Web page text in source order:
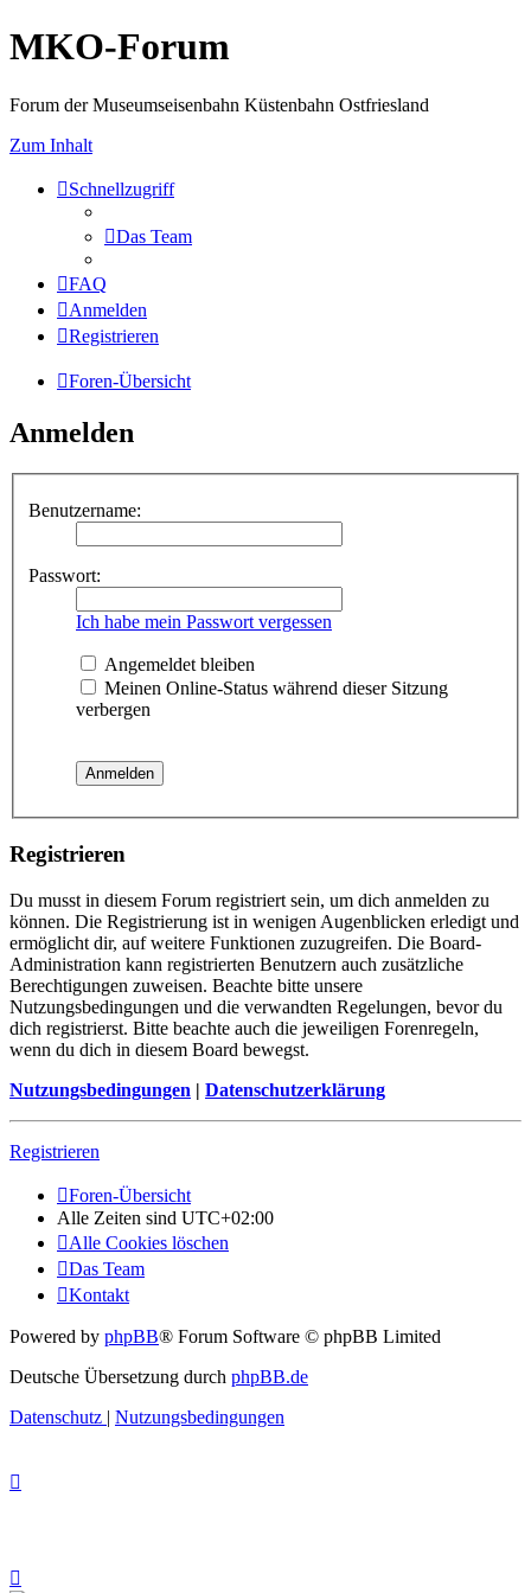
MKO-Forum
Forum der Museumseisenbahn Küstenbahn Ostfriesland
Zum Inhalt
Schnellzugriff
Das Team
FAQ
Anmelden
Registrieren
Foren-Übersicht
Anmelden
Benutzername:
Passwort:
Ich habe mein Passwort vergessen
Angemeldet bleiben
Meinen Online-Status während dieser Sitzung
verbergen
Registrieren
Du musst in diesem Forum registriert sein, um dich anmelden zu
können. Die Registrierung ist in wenigen Augenblicken erledigt und
ermöglicht dir, auf weitere Funktionen zuzugreifen. Die Board-
Administration kann registrierten Benutzern auch zusätzliche
Berechtigungen zuweisen. Beachte bitte unsere
Nutzungsbedingungen und die verwandten Regelungen, bevor du
dich registrierst. Bitte beachte auch die jeweiligen Forenregeln,
wenn du dich in diesem Board bewegst.
Nutzungsbedingungen | Datenschutzerklärung
Registrieren
Foren-Übersicht
Alle Zeiten sind UTC+02:00
Alle Cookies löschen
Das Team
Kontakt
Powered by phpBB® Forum Software © phpBB Limited
Deutsche Übersetzung durch phpBB.de
Datenschutz | Nutzungsbedingungen